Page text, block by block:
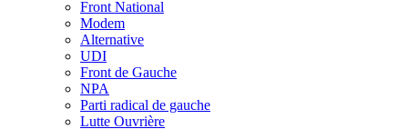
Front National
Modem
Alternative
UDI
Front de Gauche
NPA
Parti radical de gauche
Lutte Ouvrière